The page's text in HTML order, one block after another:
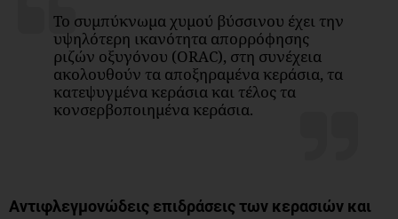
Το συμπύκνωμα χυμού βύσσινου έχει την
υψηλότερη ικανότητα απορρόφησης
ριζών οξυγόνου (ORAC), στη συνέχεια
ακολουθούν τα αποξηραμένα κεράσια, τα
κατεψυγμένα κεράσια και τέλος τα
κονσερβοποιημένα κεράσια.
Αντιφλεγμονώδεις επιδράσεις των κερασιών και